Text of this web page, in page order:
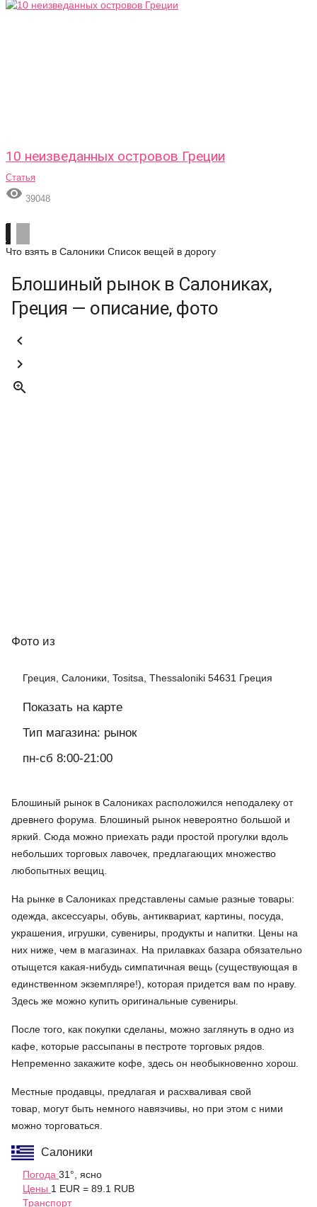
10 неизведанных островов Греции
Статья
 39048
Что взять в Салоники Список вещей в дорогу
Блошиный рынок в Салониках,
Греция — описание, фото



Фото из
Греция, Салоники, Tositsa, Thessaloniki 54631 Греция
Показать на карте
Тип магазина: рынок
пн-сб 8:00-21:00
Блошиный рынок в Салониках расположился неподалеку от
древнего форума. Блошиный рынок невероятно большой и
яркий. Сюда можно приехать ради простой прогулки вдоль
небольших торговых лавочек, предлагающих множество
любопытных вещиц.
На рынке в Салониках представлены самые разные товары:
одежда, аксессуары, обувь, антиквариат, картины, посуда,
украшения, игрушки, сувениры, продукты и напитки. Цены на
них ниже, чем в магазинах. На прилавках базара обязательно
отыщется какая-нибудь симпатичная вещь (существующая в
единственном экземпляре!), которая придется вам по нраву.
Здесь же можно купить оригинальные сувениры.
После того, как покупки сделаны, можно заглянуть в одно из
кафе, которые рассыпаны в пестроте торговых рядов.
Непременно закажите кофе, здесь он необыкновенно хорош.
Местные продавцы, предлагая и расхваливая свой
товар, могут быть немного навязчивы, но при этом с ними
можно торговаться.
Салоники
Погода 31°, ясно
Цены 1 EUR = 89.1 RUB
Транспорт